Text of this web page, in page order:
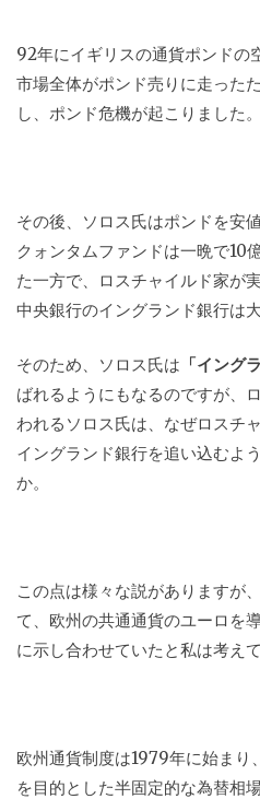
92年にイギリスの通貨ポンドの
市場全体がポンド売りに走った
し、ポンド危機が起こりました。
その後、ソロス氏はポンドを安
クォンタムファンドは一晩で10
た一方で、ロスチャイルド家が
中央銀行のイングランド銀行は
そのため、ソロス氏は 「イング
ばれるようにもなるのですが、
われるソロス氏は、なぜロスチ
イングランド銀行を追い込むよ
か。
この点は様々な説がありますが
て、欧州の共通通貨のユーロを
に示し合わせていたと私は考えて
欧州通貨制度は1979年に始まり
を目的とした半固定的な為替相